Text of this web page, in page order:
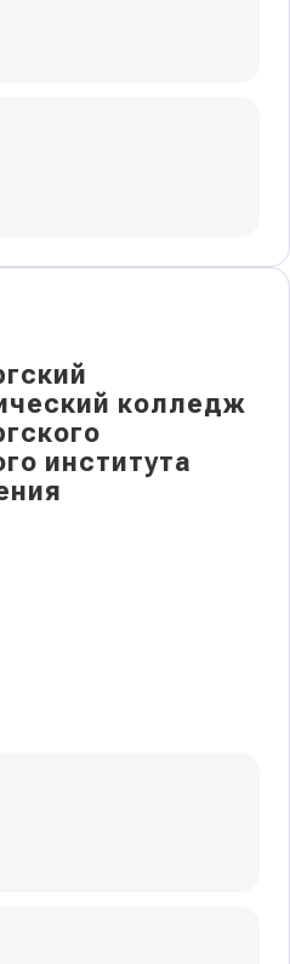
колледж
института